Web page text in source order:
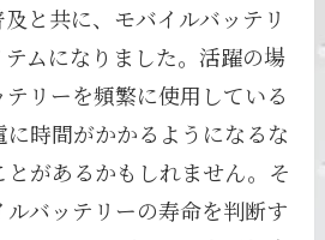
と共に、モバイルバッテリ
ムになりました。活躍の場
リーを頻繁に使用している
に時間がかかるようになるな
とがあるかもしれません。そ
バッテリーの寿命を判断す